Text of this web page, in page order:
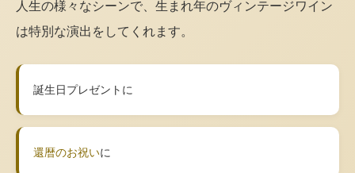
人生の様々なシーンで、生まれ年のヴィンテージワイン
は特別な演出をしてくれます。
誕生日プレゼントに
還暦のお祝いに